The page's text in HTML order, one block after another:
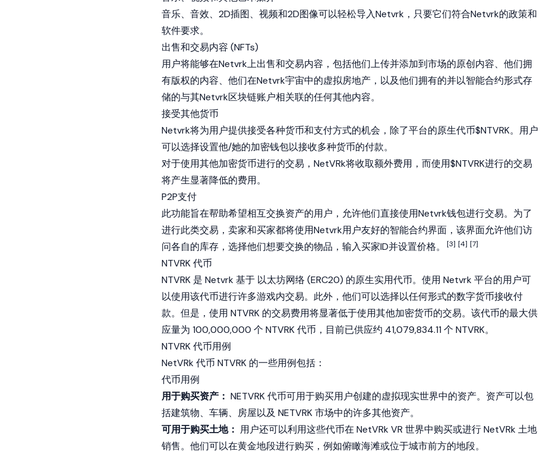
音乐、音效、2D插图、视频和2D图像可以轻松导入Netvrk，只要它们符合Netvrk的政策和
软件要求。
出售和交易内容 (NFTs)
用户将能够在Netvrk上出售和交易内容，包括他们上传并添加到市场的原创内容、他们拥
有版权的内容、他们在Netvrk宇宙中的虚拟房地产，以及他们拥有的并以智能合约形式存
储的与其Netvrk区块链账户相关联的任何其他内容。
接受其他货币
Netvrk将为用户提供接受各种货币和支付方式的机会，除了平台的原生代币$NTVRK。用户
可以选择设置他/她的加密钱包以接收多种货币的付款。
对于使用其他加密货币进行的交易，NetVRk将收取额外费用，而使用$NTVRK进行的交易
将产生显著降低的费用。
P2P支付
此功能旨在帮助希望相互交换资产的用户，允许他们直接使用Netvrk钱包进行交易。为了
进行此类交易，卖家和买家都将使用Netvrk用户友好的智能合约界面，该界面允许他们访
问各自的库存，选择他们想要交换的物品，输入买家ID并设置价格。
[3] [4] [7]
NTVRK 代币
NTVRK 是 Netvrk 基于 以太坊网络(ERC20) 的原生实用代币。使用 Netvrk 平台的用户可
以使用该代币进行许多游戏内交易。此外，他们可以选择以任何形式的数字货币接收付
款。但是，使用 NTVRK 的交易费用将显著低于使用其他加密货币的交易。该代币的最大供
应量为 100,000,000 个 NTVRK 代币，目前已供应约 41,079,834.11 个 NTVRK。
NTVRK 代币用例
NetVRk 代币 NTVRK 的一些用例包括：
代币用例
用于购买资产： NETVRK 代币可用于购买用户创建的虚拟现实世界中的资产。资产可以包
括建筑物、车辆、房屋以及 NETVRK 市场中的许多其他资产。
可用于购买土地： 用户还可以利用这些代币在 NetVRk VR 世界中购买或进行 NetVRk 土地
销售。他们可以在黄金地段进行购买，例如俯瞰海滩或位于城市前方的地段。